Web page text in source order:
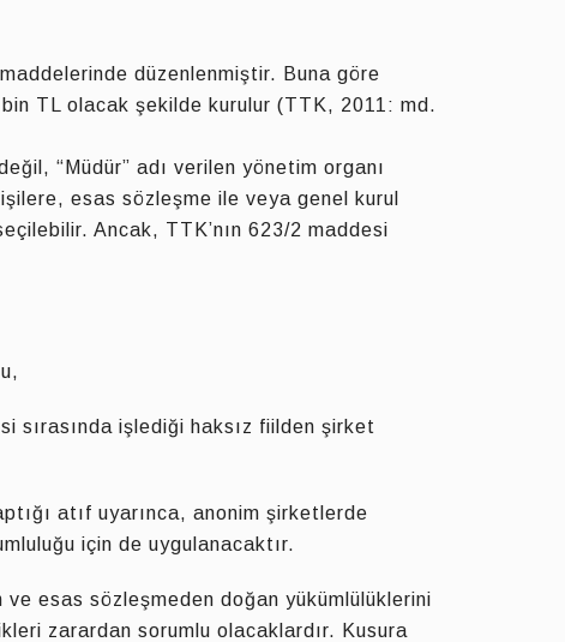
düzenlenmiştir. Buna göre
TL olacak şekilde kurulur (TTK, 2011: md.
“Müdür” adı verilen yönetim organı
esas sözleşme ile veya genel kurul
Ancak, TTK’nın 623/2 maddesi
sırasında işlediği haksız fiilden şirket
atıf uyarınca, anonim şirketlerde
için de uygulanacaktır.
esas sözleşmeden doğan yükümlülüklerini
zarardan sorumlu olacaklardır. Kusura